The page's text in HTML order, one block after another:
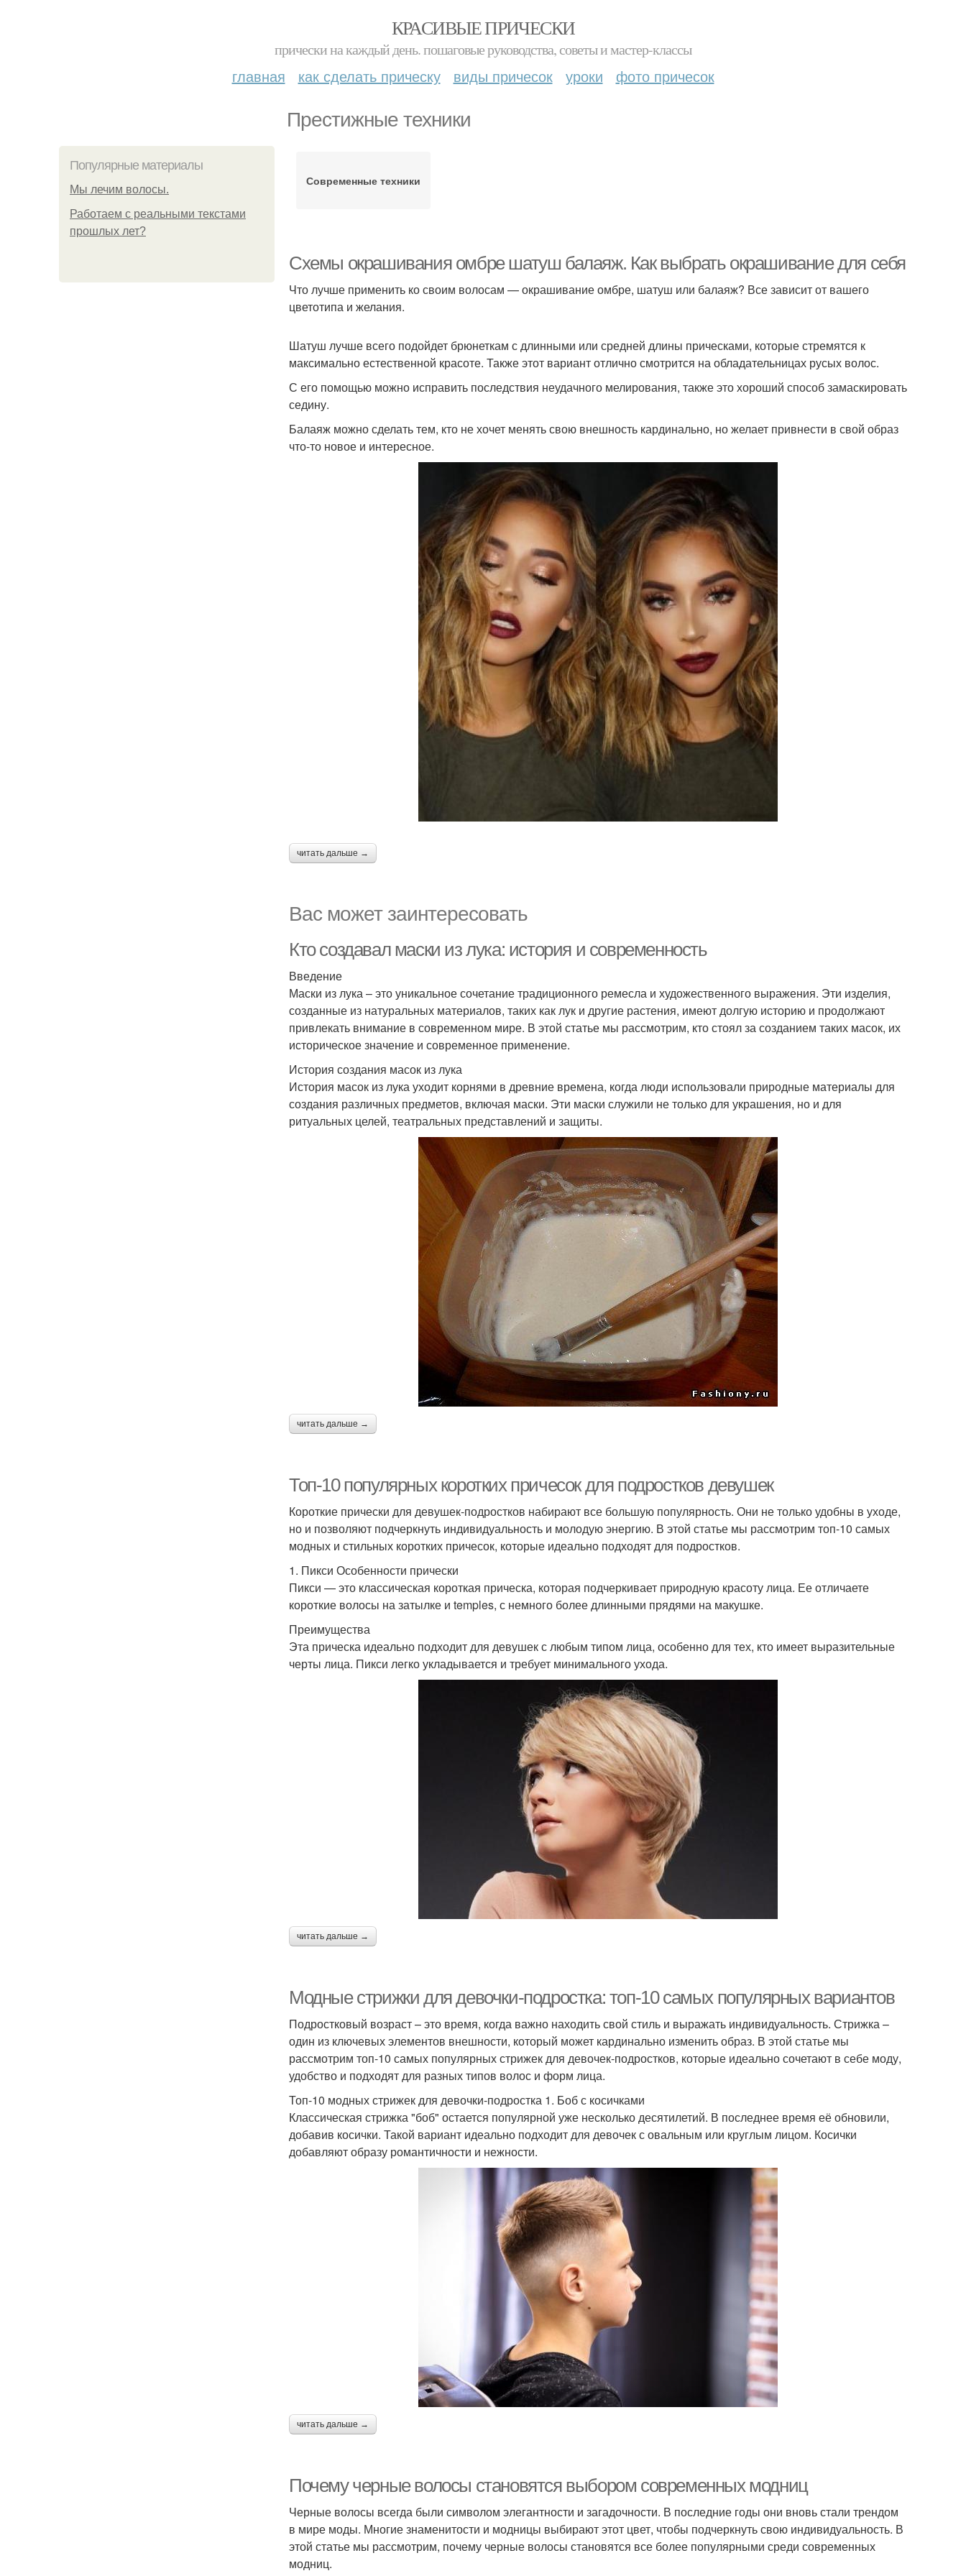
КРАСИВЫЕ ПРИЧЕСКИ
прически на каждый день. пошаговые руководства, советы и мастер-классы
главная как сделать прическу виды причесок уроки фото причесок
Престижные техники
Популярные материалы
Мы лечим волосы.
Работаем с реальными текстами
прошлых лет?
Современные техники
Схемы окрашивания омбре шатуш балаяж. Как выбрать окрашивание для себя
Что лучше применить ко своим волосам — окрашивание омбре, шатуш или балаяж? Все зависит от вашего
цветотипа и желания.
Шатуш лучше всего подойдет брюнеткам с длинными или средней длины прическами, которые стремятся к
максимально естественной красоте. Также этот вариант отлично смотрится на обладательницах русых волос.
С его помощью можно исправить последствия неудачного мелирования, также это хороший способ замаскировать
седину.
Балаяж можно сделать тем, кто не хочет менять свою внешность кардинально, но желает привнести в свой образ
что-то новое и интересное.
читать дальше →
Вас может заинтересовать
Кто создавал маски из лука: история и современность
Введение
Маски из лука – это уникальное сочетание традиционного ремесла и художественного выражения. Эти изделия,
созданные из натуральных материалов, таких как лук и другие растения, имеют долгую историю и продолжают
привлекать внимание в современном мире. В этой статье мы рассмотрим, кто стоял за созданием таких масок, их
историческое значение и современное применение.
История создания масок из лука
История масок из лука уходит корнями в древние времена, когда люди использовали природные материалы для
создания различных предметов, включая маски. Эти маски служили не только для украшения, но и для
ритуальных целей, театральных представлений и защиты.
читать дальше →
Топ-10 популярных коротких причесок для подростков девушек
Короткие прически для девушек-подростков набирают все большую популярность. Они не только удобны в уходе,
но и позволяют подчеркнуть индивидуальность и молодую энергию. В этой статье мы рассмотрим топ-10 самых
модных и стильных коротких причесок, которые идеально подходят для подростков.
1. Пикси Особенности прически
Пикси — это классическая короткая прическа, которая подчеркивает природную красоту лица. Ее отличаете
короткие волосы на затылке и temples, с немного более длинными прядями на макушке.
Преимущества
Эта прическа идеально подходит для девушек с любым типом лица, особенно для тех, кто имеет выразительные
черты лица. Пикси легко укладывается и требует минимального ухода.
читать дальше →
Модные стрижки для девочки-подростка: топ-10 самых популярных вариантов
Подростковый возраст – это время, когда важно находить свой стиль и выражать индивидуальность. Стрижка –
один из ключевых элементов внешности, который может кардинально изменить образ. В этой статье мы
рассмотрим топ-10 самых популярных стрижек для девочек-подростков, которые идеально сочетают в себе моду,
удобство и подходят для разных типов волос и форм лица.
Топ-10 модных стрижек для девочки-подростка 1. Боб с косичками
Классическая стрижка "боб" остается популярной уже несколько десятилетий. В последнее время её обновили,
добавив косички. Такой вариант идеально подходит для девочек с овальным или круглым лицом. Косички
добавляют образу романтичности и нежности.
читать дальше →
Почему черные волосы становятся выбором современных модниц
Черные волосы всегда были символом элегантности и загадочности. В последние годы они вновь стали трендом
в мире моды. Многие знаменитости и модницы выбирают этот цвет, чтобы подчеркнуть свою индивидуальность. В
этой статье мы рассмотрим, почему черные волосы становятся все более популярными среди современных
модниц.